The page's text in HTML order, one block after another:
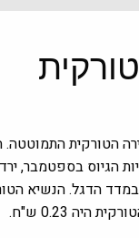
ירד בחודש ינואר 2022
בפעם השנייה ברציפות
0.23 ש"ח.